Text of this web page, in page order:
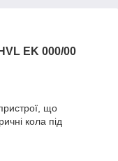
EK 000/00
що
кола під